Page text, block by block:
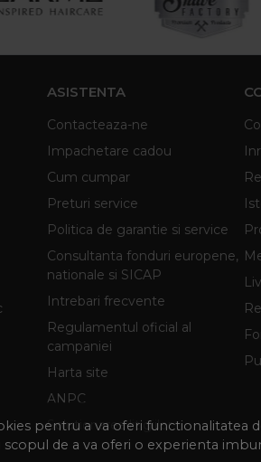
pentru a va oferi functionalitatea
scopul de a va oferi o experienta
ASISTENTA
Contacteaza-ne
Impachetare cadou
Cum cumpar
Preturi service
Politica de garantie si service
Consultanta fonduri europene,
nationale si SICAP
Intrebari frecvente
Regulamentul oficial al
campaniei
Harta site
ANPC
Solutionarea litigiilor